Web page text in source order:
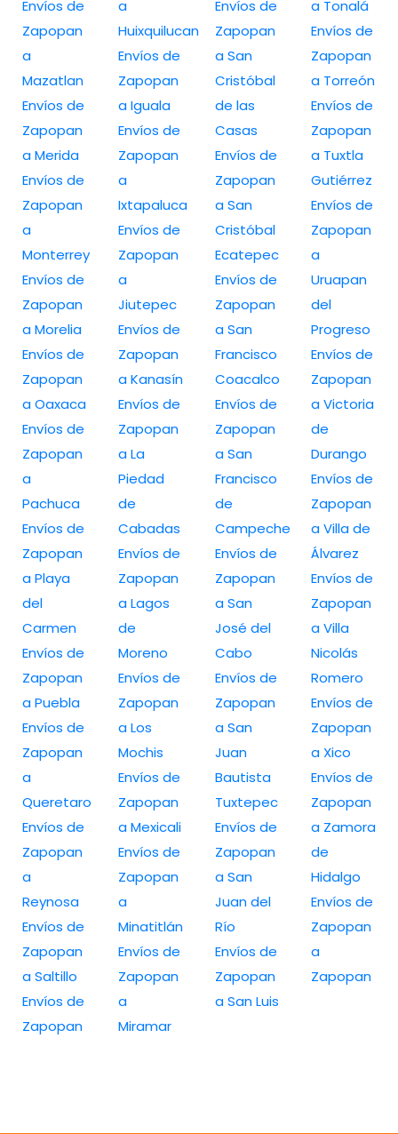
Envíos de
Zapopan
a
Mazatlan
Envíos de
Zapopan
a Merida
Envíos de
Zapopan
a
Monterrey
Envíos de
Zapopan
a Morelia
Envíos de
Zapopan
a Oaxaca
Envíos de
Zapopan
a
Pachuca
Envíos de
Zapopan
a Playa
del
Carmen
Envíos de
Zapopan
a Puebla
Envíos de
Zapopan
a
Queretaro
Envíos de
Zapopan
a
Reynosa
Envíos de
Zapopan
a Saltillo
Envíos de
Zapopan
a
Huixquilucan
Envíos de
Zapopan
a Iguala
Envíos de
Zapopan
a
Ixtapaluca
Envíos de
Zapopan
a
Jiutepec
Envíos de
Zapopan
a Kanasín
Envíos de
Zapopan
a La
Piedad
de
Cabadas
Envíos de
Zapopan
a Lagos
de
Moreno
Envíos de
Zapopan
a Los
Mochis
Envíos de
Zapopan
a Mexicali
Envíos de
Zapopan
a
Minatitlán
Envíos de
Zapopan
a
Miramar
Envíos de
Zapopan
a San
Cristóbal
de las
Casas
Envíos de
Zapopan
a San
Cristóbal
Ecatepec
Envíos de
Zapopan
a San
Francisco
Coacalco
Envíos de
Zapopan
a San
Francisco
de
Campeche
Envíos de
Zapopan
a San
José del
Cabo
Envíos de
Zapopan
a San
Juan
Bautista
Tuxtepec
Envíos de
Zapopan
a San
Juan del
Río
Envíos de
Zapopan
a San Luis
a Tonalá
Envíos de
Zapopan
a Torreón
Envíos de
Zapopan
a Tuxtla
Gutiérrez
Envíos de
Zapopan
a
Uruapan
del
Progreso
Envíos de
Zapopan
a Victoria
de
Durango
Envíos de
Zapopan
a Villa de
Álvarez
Envíos de
Zapopan
a Villa
Nicolás
Romero
Envíos de
Zapopan
a Xico
Envíos de
Zapopan
a Zamora
de
Hidalgo
Envíos de
Zapopan
a
Zapopan